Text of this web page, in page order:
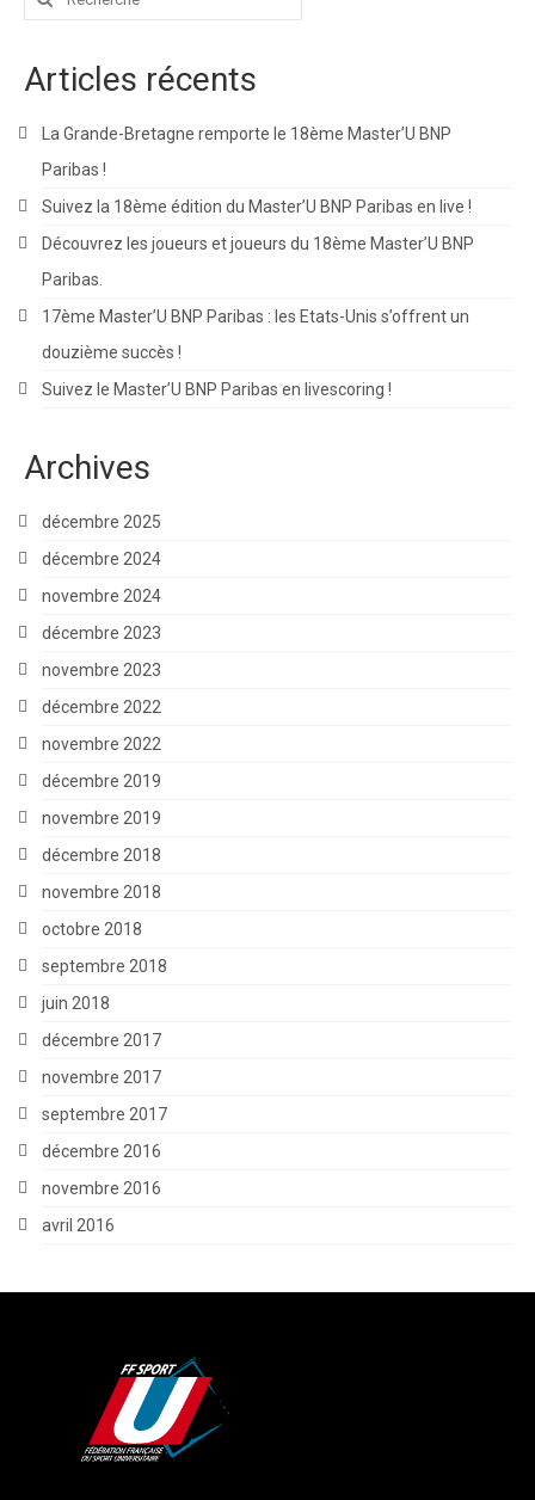
Articles récents
La Grande-Bretagne remporte le 18ème Master’U BNP
Paribas !
Suivez la 18ème édition du Master’U BNP Paribas en live !
Découvrez les joueurs et joueurs du 18ème Master’U BNP
Paribas.
17ème Master’U BNP Paribas : les Etats-Unis s’offrent un
douzième succès !
Suivez le Master’U BNP Paribas en livescoring !
Archives
décembre 2025
décembre 2024
novembre 2024
décembre 2023
novembre 2023
décembre 2022
novembre 2022
décembre 2019
novembre 2019
décembre 2018
novembre 2018
octobre 2018
septembre 2018
juin 2018
décembre 2017
novembre 2017
septembre 2017
décembre 2016
novembre 2016
avril 2016